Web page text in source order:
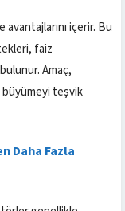
içerir. Bu
faiz
Amaç,
büyümeyi teşvik
Daha Fazla